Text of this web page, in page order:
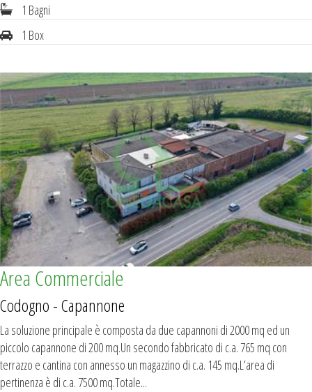
1 Bagni
1 Box
Area Commerciale
Codogno - Capannone
La soluzione principale è composta da due capannoni di 2000 mq ed un
piccolo capannone di 200 mq.Un secondo fabbricato di c.a. 765 mq con
terrazzo e cantina con annesso un magazzino di c.a. 145 mq.L’area di
pertinenza è di c.a. 7500 mq.Totale...